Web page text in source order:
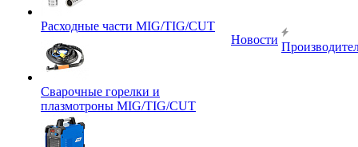
Расходные части MIG/TIG/CUT
Сварочные горелки и
плазмотроны MIG/TIG/CUT
Новости